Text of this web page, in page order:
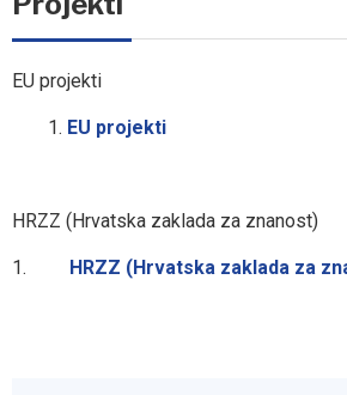
EU projekti
EU projekti
HRZZ (Hrvatska zaklada za znanost)
HRZZ (Hrvatska zaklada za